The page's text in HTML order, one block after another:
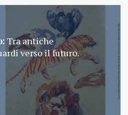
Tra antiche
verso il futuro.